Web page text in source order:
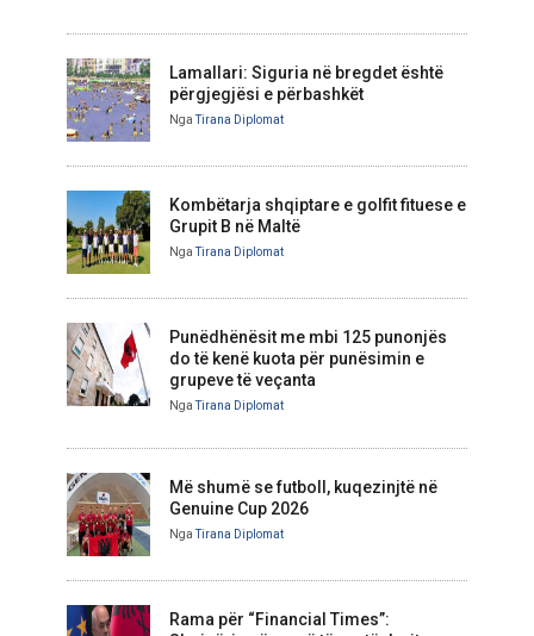
Lamallari: Siguria në bregdet është
përgjegjësi e përbashkët
NgaTirana Diplomat
Kombëtarja shqiptare e golfit fituese e
Grupit B në Maltë
NgaTirana Diplomat
Punëdhënësit me mbi 125 punonjës
do të kenë kuota për punësimin e
grupeve të veçanta
NgaTirana Diplomat
Më shumë se futboll, kuqezinjtë në
Genuine Cup 2026
NgaTirana Diplomat
Rama për “Financial Times”: